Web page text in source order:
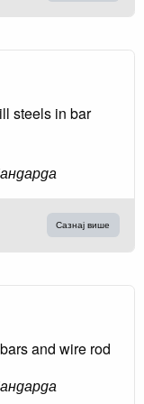
steels in bar
Сазнај више
and wire rod